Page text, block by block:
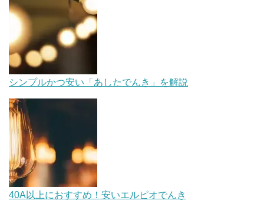
シンプルかつ安い「あしたでんき」を解説
40A以上におすすめ！安いエルピオでんき